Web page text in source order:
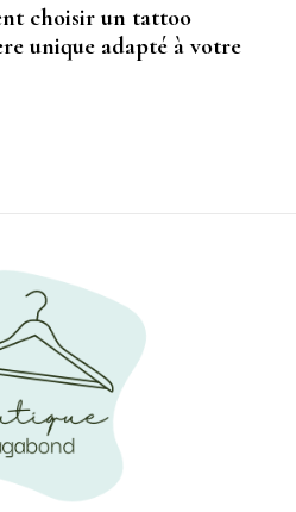
choisir un tattoo
unique adapté à votre